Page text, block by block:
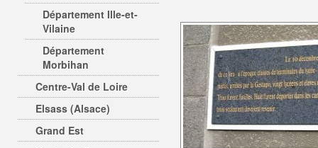
Département Ille-et-
Vilaine
Département
Morbihan
Centre-Val de Loire
Elsass (Alsace)
Grand Est